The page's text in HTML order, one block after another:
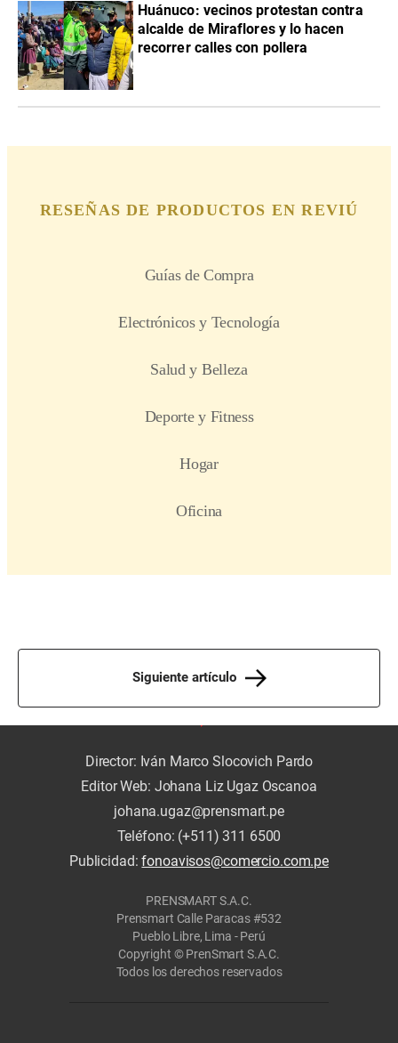
Huánuco: vecinos protestan contra
alcalde de Miraflores y lo hacen
recorrer calles con pollera
Siguiente artículo
Director: Iván Marco Slocovich Pardo
Editor Web: Johana Liz Ugaz Oscanoa
johana.ugaz@prensmart.pe
Teléfono: (+511) 311 6500
Publicidad:fonoavisos@comercio.com.pe
PRENSMART S.A.C.
Prensmart Calle Paracas #532
Pueblo Libre, Lima - Perú
Copyright © PrenSmart S.A.C.
Todos los derechos reservados